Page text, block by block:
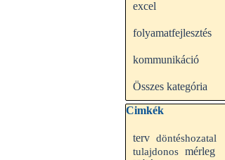
excel
folyamatfejlesztés
kommunikáció
Összes kategória
Kihagy blokk Cimkék
Cimkék
terv döntéshozatal
tulajdonos mérleg